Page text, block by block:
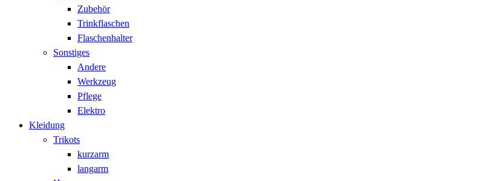
Zubehör
Trinkflaschen
Flaschenhalter
Sonstiges
Andere
Werkzeug
Pflege
Elektro
Kleidung
Trikots
kurzarm
langarm